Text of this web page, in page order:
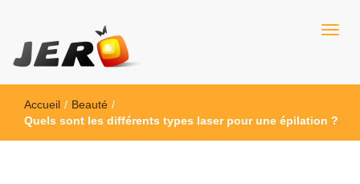
Jero
Accueil / Beauté /
Quels sont les différents types laser pour une épilation ?